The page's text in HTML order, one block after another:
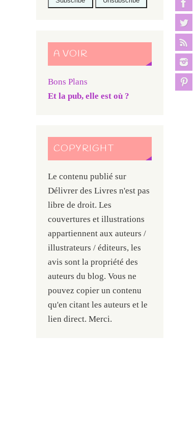
A VOIR
Bons Plans
Et la pub, elle est où ?
COPYRIGHT
Le contenu publié sur
Délivrer des Livres n'est pas
libre de droit. Les
couvertures et illustrations
appartiennent aux auteurs /
illustrateurs / éditeurs, les
avis sont la propriété des
auteurs du blog. Vous ne
pouvez copier un contenu
qu'en citant les auteurs et le
lien direct. Merci.